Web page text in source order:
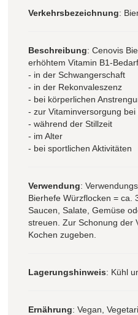
Verkehrsbezeichnung:
Beschreibung: Cenovis
erhöhtem Vitamin B1-
- in der Schwangerschaft
- in der Rekonvaleszenz
- bei körperlichen
- zur Vitaminversorgung
- während der Stillzeit
- im Alter
- bei sportlichen Aktivitäten
Verwendung:
Bierhefe Würzflocken = ca.
Saucen, Salate, Gemüse
streuen. Zur Schonung der
Kochen zugeben.
Lagerungshinweis: Kühl
Ernährung: Vegan,